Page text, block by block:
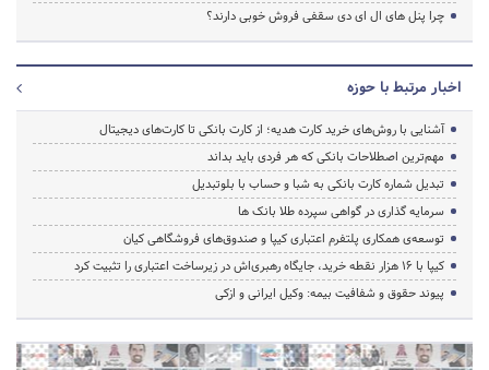
چرا پنل های ال ای دی سقفی فروش خوبی دارند؟
اخبار مرتبط با حوزه
آشنایی با روش‌های خرید کارت هدیه؛ از کارت بانکی تا کارت‌های دیجیتال
مهم‌ترین اصطلاحات بانکی که هر فردی باید بداند
تبدیل شماره کارت بانکی به شبا و حساب با بلوتبدیل
سرمایه گذاری در گواهی سپرده طلا بانک ها
توسعه‌ی همکاری‌ پلتفرم اعتباری کیپا و صندوق‌های فروشگاهی کیان
کیپا با ۱۶ هزار نقطه خرید، جایگاه رهبری‌اش در زیرساخت اعتباری را تثبیت کرد
پیوند حقوق و شفافیت بیمه: وکیل ایرانی و ازکی